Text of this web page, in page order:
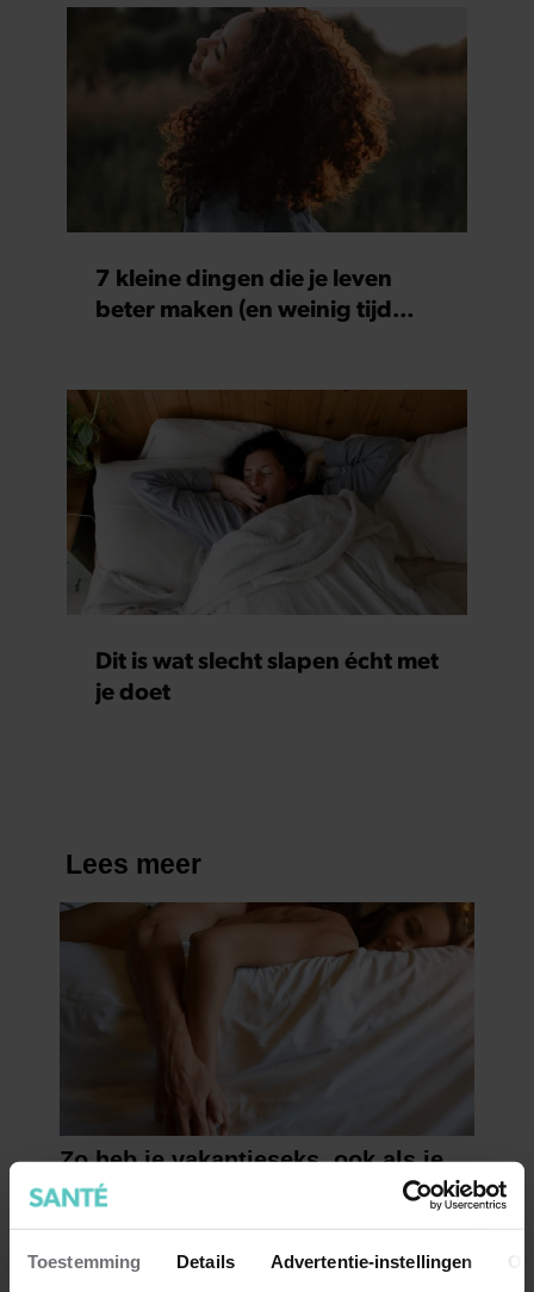
Toestemming Details Advertentie-instellingen
7 kleine dingen die je leven
beter maken (en weinig tijd
Dit is wat slecht slapen écht met
je doet